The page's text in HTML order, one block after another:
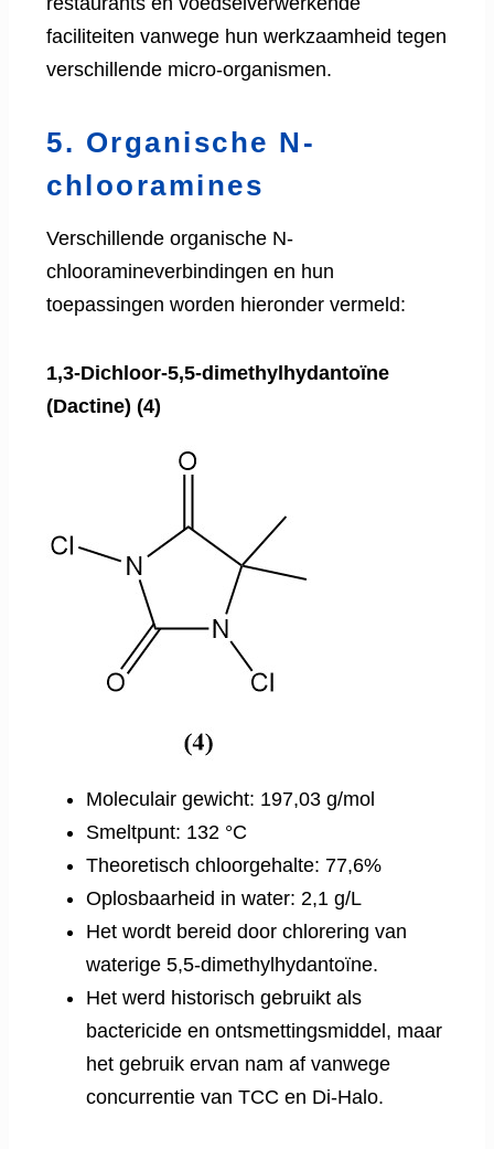
faciliteiten vanwege hun werkzaamheid tegen
verschillende micro-organismen.
5. Organische N-
chlooramines
Verschillende organische N-
chlooramineverbindingen en hun
toepassingen worden hieronder vermeld:
1,3-Dichloor-5,5-dimethylhydantoïne
(Dactine) (4)
Moleculair gewicht: 197,03 g/mol
Smeltpunt: 132 °C
Theoretisch chloorgehalte: 77,6%
Oplosbaarheid in water: 2,1 g/L
Het wordt bereid door chlorering van
waterige 5,5-dimethylhydantoïne.
Het werd historisch gebruikt als
bactericide en ontsmettingsmiddel, maar
het gebruik ervan nam af vanwege
concurrentie van TCC en Di-Halo.